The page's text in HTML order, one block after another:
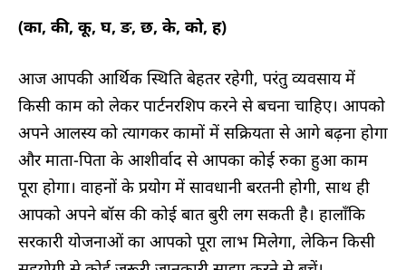
(का, की, कू, घ, ङ, छ, के, को, ह)
आज आपकी आर्थिक स्थिति बेहतर रहेगी, परंतु व्यवसाय में
किसी काम को लेकर पार्टनरशिप करने से बचना चाहिए। आपको
अपने आलस्य को त्यागकर कामों में सक्रियता से आगे बढ़ना होगा
और माता-पिता के आशीर्वाद से आपका कोई रुका हुआ काम
पूरा होगा। वाहनों के प्रयोग में सावधानी बरतनी होगी, साथ ही
आपको अपने बॉस की कोई बात बुरी लग सकती है। हालाँकि
सरकारी योजनाओं का आपको पूरा लाभ मिलेगा, लेकिन किसी